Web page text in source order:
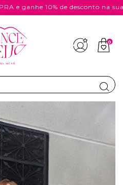
e ganhe 10% de desconto na sua
0